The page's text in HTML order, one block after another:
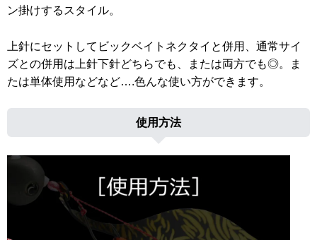
ン掛けするスタイル。
上針にセットしてビックベイトネクタイと併用、通常サイ
ズとの併用は上針下針どちらでも、または両方でも◎。ま
たは単体使用などなど….色んな使い方ができます。
使用方法